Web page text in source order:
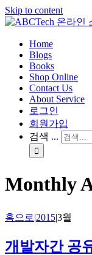
Skip to content
Home
Blogs
Books
Shop Online
Contact Us
About Service
로그인
회원가입
검색 ...
Monthly
홈으로|2015|3월
개발자간 공